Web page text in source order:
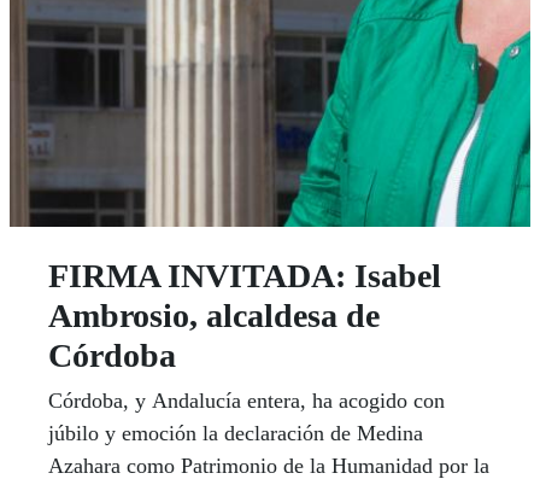
FIRMA INVITADA: Isabel
Ambrosio, alcaldesa de
Córdoba
Córdoba, y Andalucía entera, ha acogido con
júbilo y emoción la declaración de Medina
Azahara como Patrimonio de la Humanidad por la